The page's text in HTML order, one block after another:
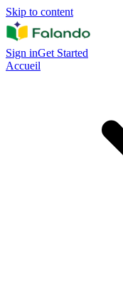
Skip to content
Sign inGet Started
Accueil